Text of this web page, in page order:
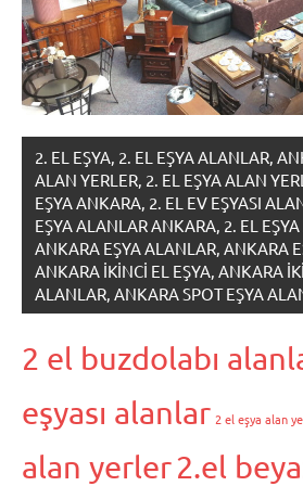
2. EL EŞYA, 2. EL EŞYA ALANLAR,
ALAN YERLER, 2. EL EŞYA ALAN
EŞYA ANKARA, 2. EL EV EŞYASI
EŞYA ALANLAR ANKARA, 2. EL EŞYA
ANKARA EŞYA ALANLAR, ANKARA
ANKARA IKINCI EL EŞYA, ANKARA
ALANLAR, ANKARA SPOT EŞYA
2 el buzdolabı
eşyası alanlar 2 el eşya alan
alan yerler2.el